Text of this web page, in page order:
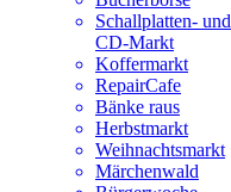
Schallplatten- und
CD-Markt
Koffermarkt
RepairCafe
Bänke raus
Herbstmarkt
Weihnachtsmarkt
Märchenwald